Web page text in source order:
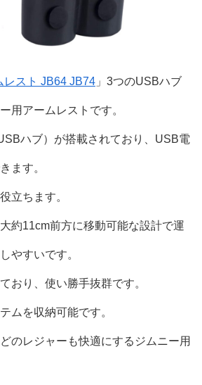
レスト JB64 JB74 」3つのUSBハブ
用アームレストです。
ハブ）が搭載されており、USB電
ます。
立ちます。
約11cm前方に移動可能な設計で運
やすいです。
おり、使い勝手抜群です。
ムを収納可能です。
のレジャーも快適にするジムニー用